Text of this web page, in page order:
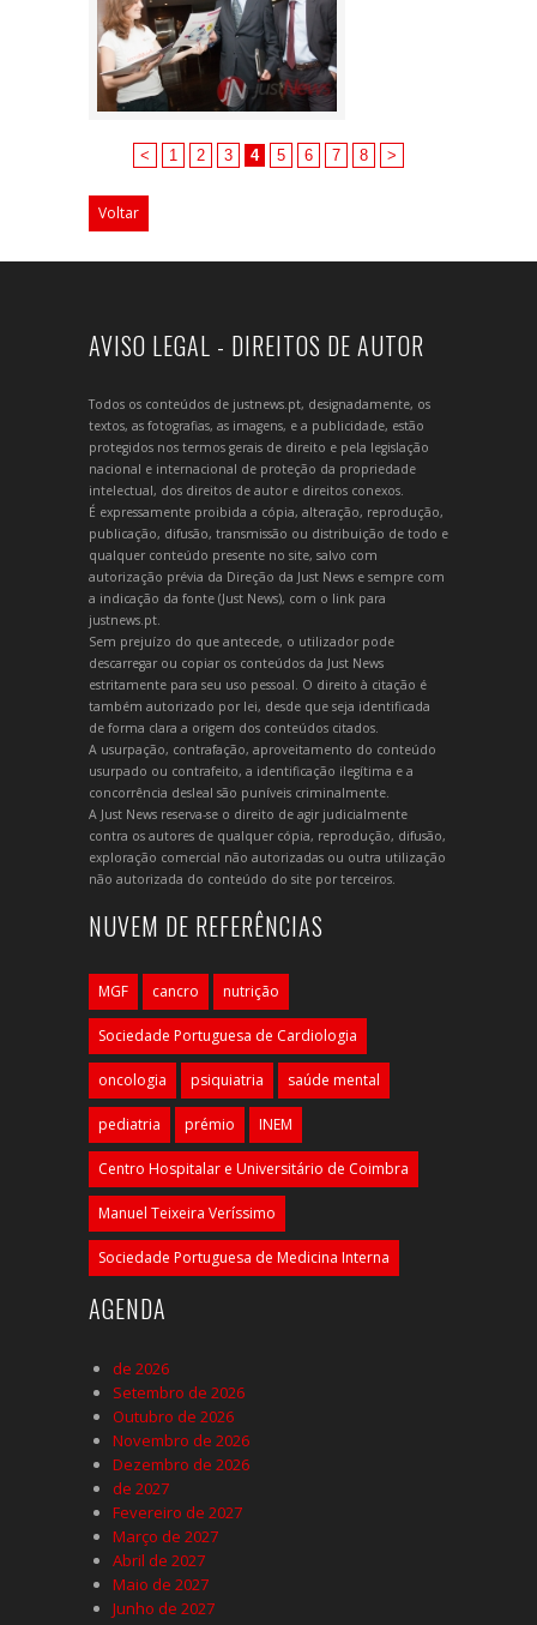
< 1 2 3 4 5 6 7 8 >
Voltar
AVISO LEGAL - DIREITOS DE AUTOR
Todos os conteúdos de justnews.pt, designadamente, os
textos, as fotografias, as imagens, e a publicidade, estão
protegidos nos termos gerais de direito e pela legislação
nacional e internacional de proteção da propriedade
intelectual, dos direitos de autor e direitos conexos.
É expressamente proibida a cópia, alteração, reprodução,
publicação, difusão, transmissão ou distribuição de todo e
qualquer conteúdo presente no site, salvo com
autorização prévia da Direção da Just News e sempre com
a indicação da fonte (Just News), com o link para
justnews.pt.
Sem prejuízo do que antecede, o utilizador pode
descarregar ou copiar os conteúdos da Just News
estritamente para seu uso pessoal. O direito à citação é
também autorizado por lei, desde que seja identificada
de forma clara a origem dos conteúdos citados.
A usurpação, contrafação, aproveitamento do conteúdo
usurpado ou contrafeito, a identificação ilegítima e a
concorrência desleal são puníveis criminalmente.
A Just News reserva-se o direito de agir judicialmente
contra os autores de qualquer cópia, reprodução, difusão,
exploração comercial não autorizadas ou outra utilização
não autorizada do conteúdo do site por terceiros.
NUVEM DE REFERÊNCIAS
MGF cancro nutrição
Sociedade Portuguesa de Cardiologia
oncologia psiquiatria saúde mental
pediatria prémio INEM
Centro Hospitalar e Universitário de Coimbra
Manuel Teixeira Veríssimo
Sociedade Portuguesa de Medicina Interna
AGENDA
de 2026
Setembro de 2026
Outubro de 2026
Novembro de 2026
Dezembro de 2026
de 2027
Fevereiro de 2027
Março de 2027
Abril de 2027
Maio de 2027
Junho de 2027